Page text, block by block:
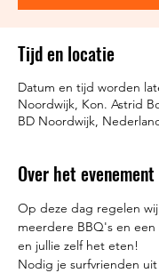
Tijd en locatie
Datum en tijd worden
Noordwijk, Kon. Astrid
BD Noordwijk,
Over het evenement
Op deze dag regelen
meerdere BBQ's en
en jullie zelf het eten!
Nodig je surfvrienden